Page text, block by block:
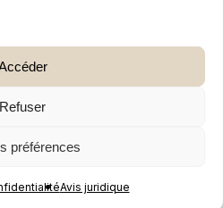
Refuser
préférences
Avis juridique